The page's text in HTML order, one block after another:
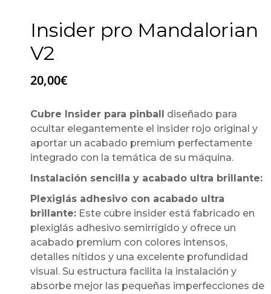
Insider pro Mandalorian
V2
20,00€
Cubre Insider para pinball diseñado para
ocultar elegantemente el insider rojo original y
aportar un acabado premium perfectamente
integrado con la temática de su máquina.
Instalación sencilla y acabado ultra brillante:
Plexiglás adhesivo con acabado ultra
brillante: Este cubre insider está fabricado en
plexiglás adhesivo semirrígido y ofrece un
acabado premium con colores intensos,
detalles nítidos y una excelente profundidad
visual. Su estructura facilita la instalación y
absorbe mejor las pequeñas imperfecciones de